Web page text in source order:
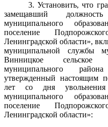
3. Установить, что
замещавший
муниципального
поселение
Ленинградской области»,
муниципальной службы
Винницкое сельское
муниципального
утвержденный настоящим
лет со дня
муниципального
поселение
Ленинградской области»: